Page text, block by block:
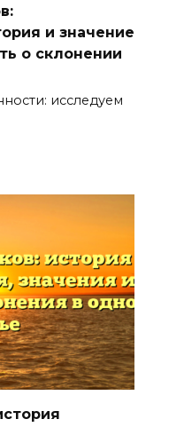
и значение
о склонении
исследуем